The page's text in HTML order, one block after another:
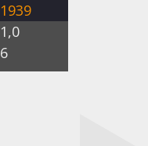
1939
1,0
6